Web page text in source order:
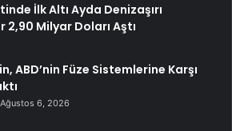
İlk Altı Ayda Denizaşırı
2,90 Milyar Doları Aştı
ABD’nin Füze Sistemlerine Karşı
Ağustos 6, 2026